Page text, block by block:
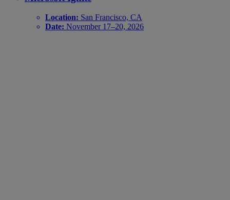
Location: San Francisco, CA
Date: November 17–20, 2026